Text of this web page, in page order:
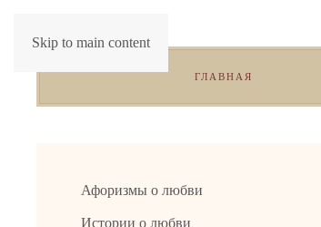
Skip to main content
ГЛАВНАЯ
Афоризмы о любви
Истории о любви